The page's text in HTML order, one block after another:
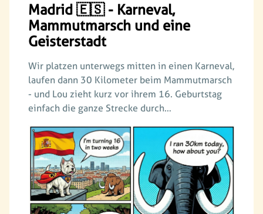
Madrid 🇪🇸 - Karneval,
Mammutmarsch und eine
Geisterstadt
Wir platzen unterwegs mitten in einen Karneval,
laufen dann 30 Kilometer beim Mammutmarsch
- und Lou zieht kurz vor ihrem 16. Geburtstag
einfach die ganze Strecke durch…